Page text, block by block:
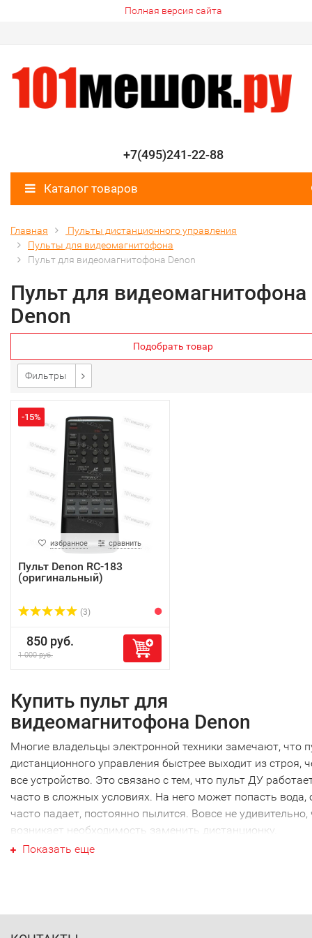
Полная версия сайта
+7(495)241-22-88
Каталог товаров
Главная
Пульты дистанционного управления
Пульты для видеомагнитофона
Пульт для видеомагнитофона Denon
Пульт для видеомагнитофона
Denon
Подобрать товар
Фильтры
-15%
избранное сравнить
Пульт Denon RC-183
(оригинальный)
(3)
850 руб.
1 000 руб.
Купить пульт для
видеомагнитофона Denon
Многие владельцы электронной техники замечают, что
дистанционного управления быстрее выходит из строя,
все устройство. Это связано с тем, что пульт ДУ
часто в сложных условиях. На него может попасть вода,
часто падает, постоянно пылится. Вовсе не удивительно,
возникает необходимость заменить дистанционку.
Ваш пульт для
Показать еще